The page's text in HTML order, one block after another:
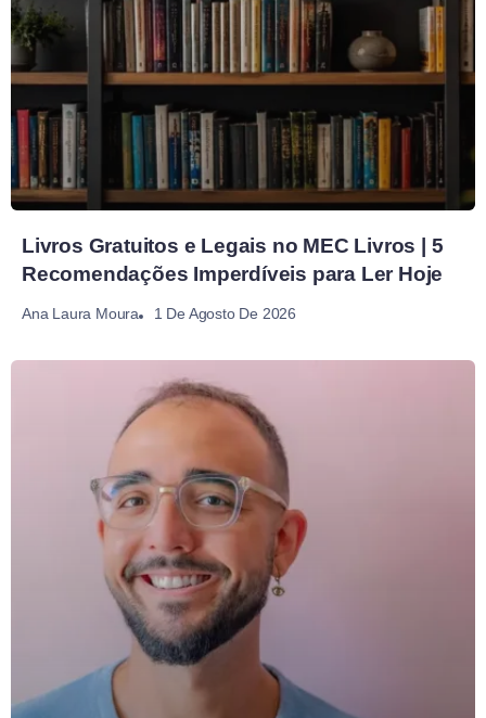
Livros Gratuitos e Legais no MEC Livros | 5
Recomendações Imperdíveis para Ler Hoje
Ana Laura Moura 1 De Agosto De 2026